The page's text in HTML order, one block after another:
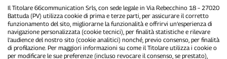
Il Titolare 66communication Srls, con sede legale in Via Rebecchino 18 – 27020
Battuda (PV) utilizza cookie di prima e terze parti, per assicurare il corretto
funzionamento del sito, migliorarne la funzionalità e offrirvi un’esperienza di
navigazione personalizzata (cookie tecnici), per finalità statistiche e rilevare
l’audience del nostro sito (cookie analitici) nonché, previo consenso, per finalità
di profilazione. Per maggiori informazioni su come il Titolare utilizza i cookie o
per modificare le sue preferenze (incluso revocare il consenso, se prestato),